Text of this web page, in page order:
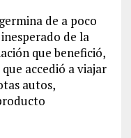
de a poco
de la
que benefició,
accedió a viajar
autos,